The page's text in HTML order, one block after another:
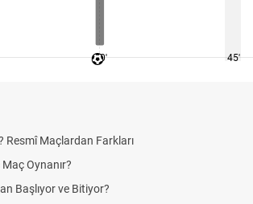
30' 45'
Resmî Maçlardan Farkları
Oynanır?
Başlıyor ve Bitiyor?